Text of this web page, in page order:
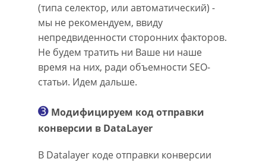
(типа селектор, или автоматический) -
мы не рекомендуем, ввиду
непредвиденности сторонних факторов.
Не будем тратить ни Ваше ни наше
время на них, ради объемности SEO-
статьи. Идем дальше.
➌ Модифицируем код отправки
конверсии в DataLayer
В Datalayer коде отправки конверсии